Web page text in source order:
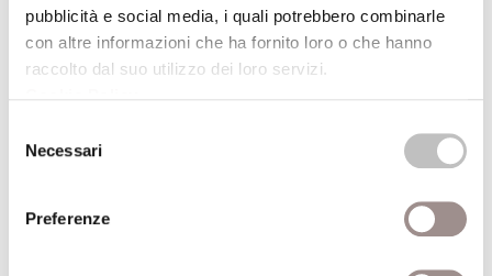
pubblicità e social media, i quali potrebbero combinarle
con altre informazioni che ha fornito loro o che hanno
raccolto dal suo utilizzo dei loro servizi.
delNecessari
Preferenze
e politica
A cura di Carlo Altini
Anno pubblicazione